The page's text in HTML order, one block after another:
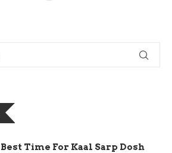
Best Time For Kaal Sarp Dosh